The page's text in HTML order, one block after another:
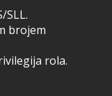
SLL.
brojem
rola.